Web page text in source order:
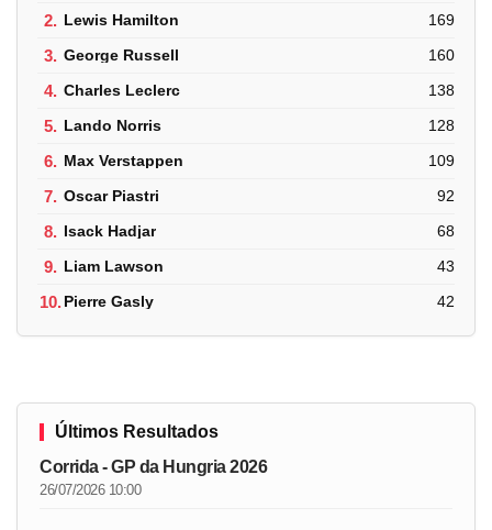
2. Lewis Hamilton 169
3. George Russell 160
4. Charles Leclerc 138
5. Lando Norris 128
6. Max Verstappen 109
7. Oscar Piastri 92
8. Isack Hadjar 68
9. Liam Lawson 43
10.Pierre Gasly 42
Últimos Resultados
Corrida - GP da Hungria 2026
26/07/2026 10:00